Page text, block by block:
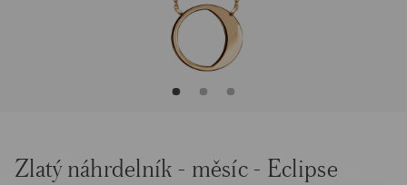
Zlatý náhrdelník - měsíc - Eclipse